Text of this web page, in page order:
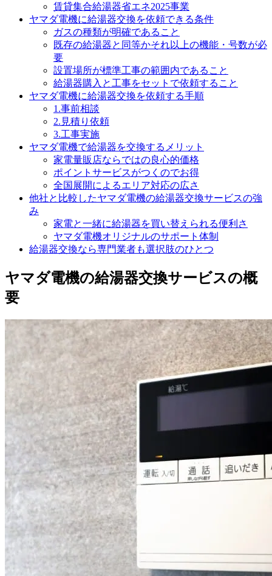
賃貸集合給湯器省エネ2025事業
ヤマダ電機に給湯器交換を依頼できる条件
ガスの種類が明確であること
既存の給湯器と同等かそれ以上の機能・号数が必
要
設置場所が標準工事の範囲内であること
給湯器購入と工事をセットで依頼すること
ヤマダ電機に給湯器交換を依頼する手順
1.事前相談
2.見積り依頼
3.工事実施
ヤマダ電機で給湯器を交換するメリット
家電量販店ならではの良心的価格
ポイントサービスがつくのでお得
全国展開によるエリア対応の広さ
他社と比較したヤマダ電機の給湯器交換サービスの強
み
家電と一緒に給湯器を買い替えられる便利さ
ヤマダ電機オリジナルのサポート体制
給湯器交換なら専門業者も選択肢のひとつ
ヤマダ電機の給湯器交換サービスの概
要